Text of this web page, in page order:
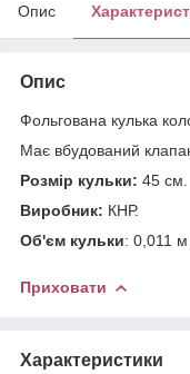
Опис
Опис
Фольгована кулька
Має вбудований
Розмір кульки: 45 см.
Виробник: КНР.
Об'єм кульки: 0,011 м
Приховати
Характеристики